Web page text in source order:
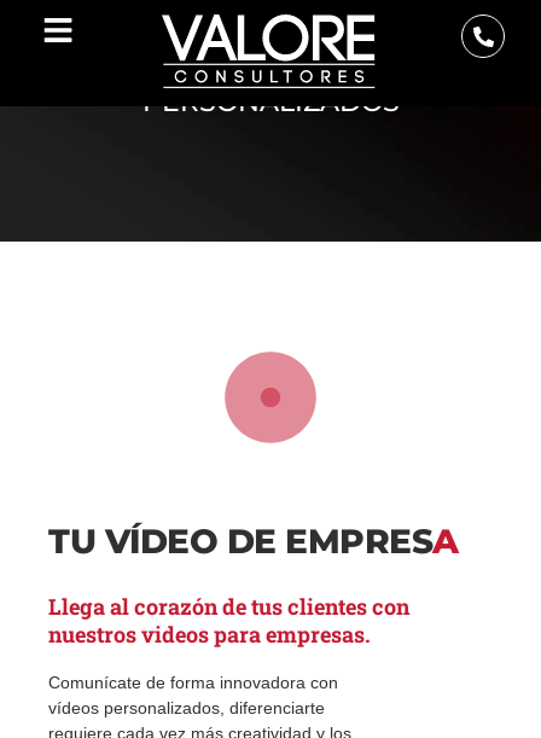
IMAGEN Y VÍDEO
CREACIÓN DE VÍDEOS
PERSONALIZADOS
TU VÍDEO DE EMPRESA
Llega al corazón de tus clientes con
nuestros videos para empresas.
Comunícate de forma innovadora con
vídeos personalizados, diferenciarte
requiere cada vez más creatividad y los